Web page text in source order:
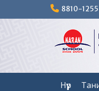
8810-1255
Нүүр